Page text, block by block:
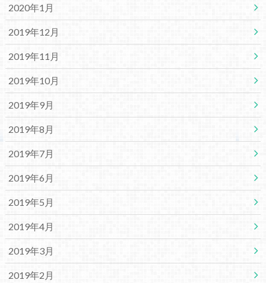
2020年1月
2019年12月
2019年11月
2019年10月
2019年9月
2019年8月
2019年7月
2019年6月
2019年5月
2019年4月
2019年3月
2019年2月